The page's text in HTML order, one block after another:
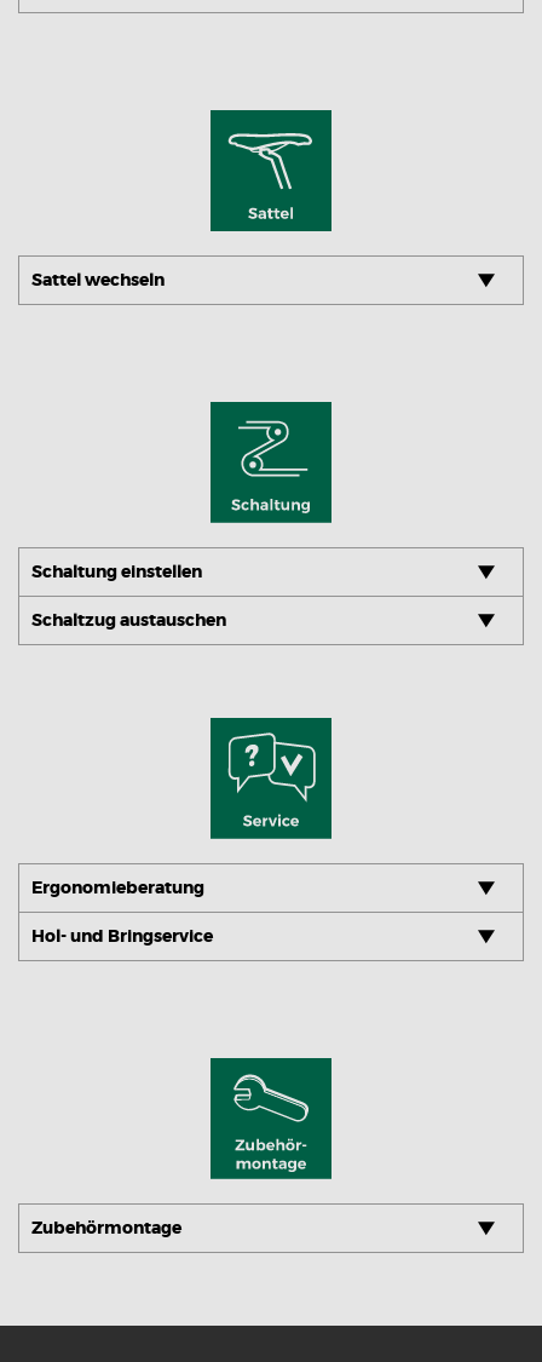
Sattel wechseln
Schaltung einstellen
Schaltzug austauschen
Ergonomieberatung
Hol- und Bringservice
Zubehörmontage